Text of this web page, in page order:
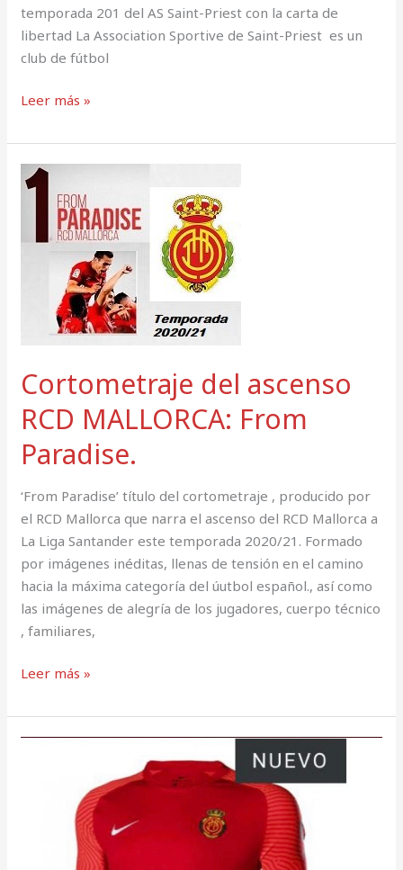
temporada 201 del AS Saint-Priest con la carta de
libertad La Association Sportive de Saint-Priest es un
club de fútbol
Mallorca.
Leer más »
Cortometraje del ascenso
RCD MALLORCA: From
Paradise.
‘From Paradise’ título del cortometraje , producido por
el RCD Mallorca que narra el ascenso del RCD Mallorca a
La Liga Santander este temporada 2020/21. Formado
por imágenes inéditas, llenas de tensión en el camino
hacia la máxima categoría del úutbol español., así como
las imágenes de alegría de los jugadores, cuerpo técnico
, familiares,
Cortometraje
del
ascenso
RCD
MALLORCA:
Paradise.
Leer más »
Santander